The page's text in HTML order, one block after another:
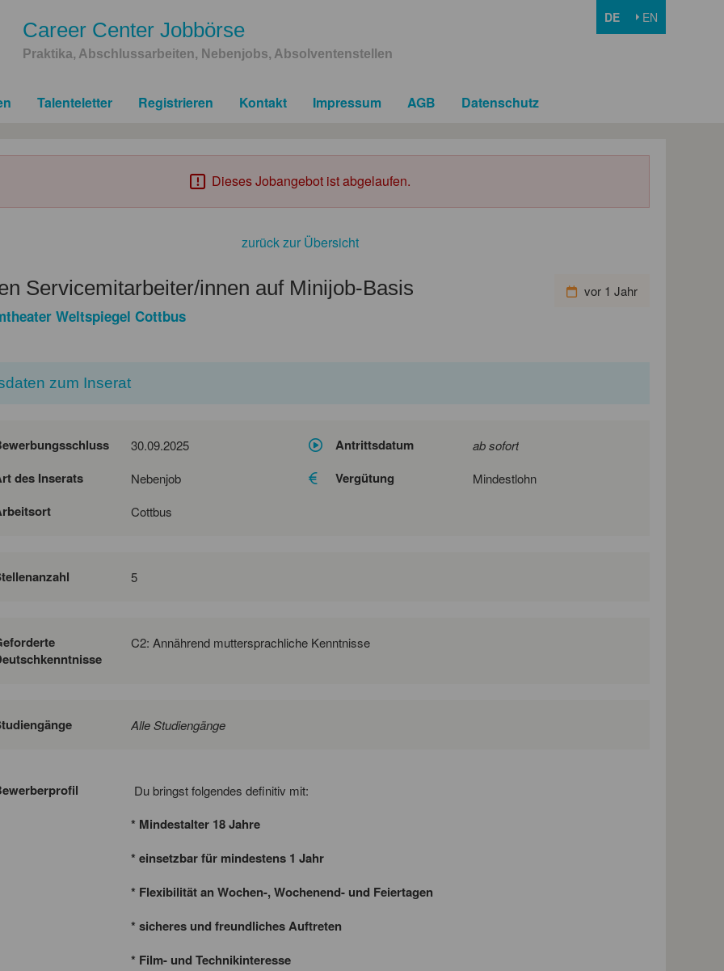
Career Center Jobbörse
Praktika, Abschlussarbeiten, Nebenjobs, Absolventenstellen
DE EN
Talenteletter Registrieren Kontakt Impressum AGB Datenschutz
Dieses Jobangebot ist abgelaufen.
zurück zur Übersicht
vor 1 Jahr
Servicemitarbeiter/innen auf Minijob-Basis
Weltspiegel Cottbus
zum Inserat
30.09.2025 Antrittsdatum ab sofort
des Inserats Nebenjob Vergütung Mindestlohn
Cottbus
5
C2: Annährend muttersprachliche Kenntnisse
Alle Studiengänge
Du bringst folgendes definitiv mit:
* Mindestalter 18 Jahre
* einsetzbar für mindestens 1 Jahr
* Flexibilität an Wochen-, Wochenend- und Feiertagen
* sicheres und freundliches Auftreten
* Film- und Technikinteresse